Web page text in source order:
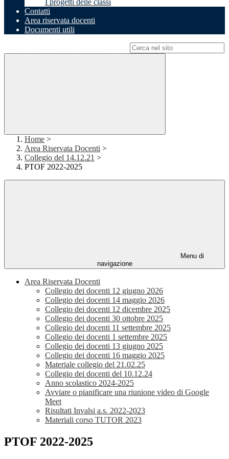
I progetti delle classi
Contatti
Area riservata docenti
Documenti utili
Home >
Area Riservata Docenti >
Collegio del 14.12.21 >
PTOF 2022-2025
Menu di
navigazione
Area Riservata Docenti
Collegio dei docenti 12 giugno 2026
Collegio dei docenti 14 maggio 2026
Collegio dei docenti 12 dicembre 2025
Collegio dei docenti 30 ottobre 2025
Collegio dei docenti 11 settembre 2025
Collegio dei docenti 1 settembre 2025
Collegio dei docenti 13 giugno 2025
Collegio dei docenti 16 maggio 2025
Materiale collegio del 21.02.25
Collegio dei docenti del 10.12.24
Anno scolastico 2024-2025
Avviare o pianificare una riunione video di Google
Meet
Risultati Invalsi a.s. 2022-2023
Materiali corso TUTOR 2023
PTOF 2022-2025